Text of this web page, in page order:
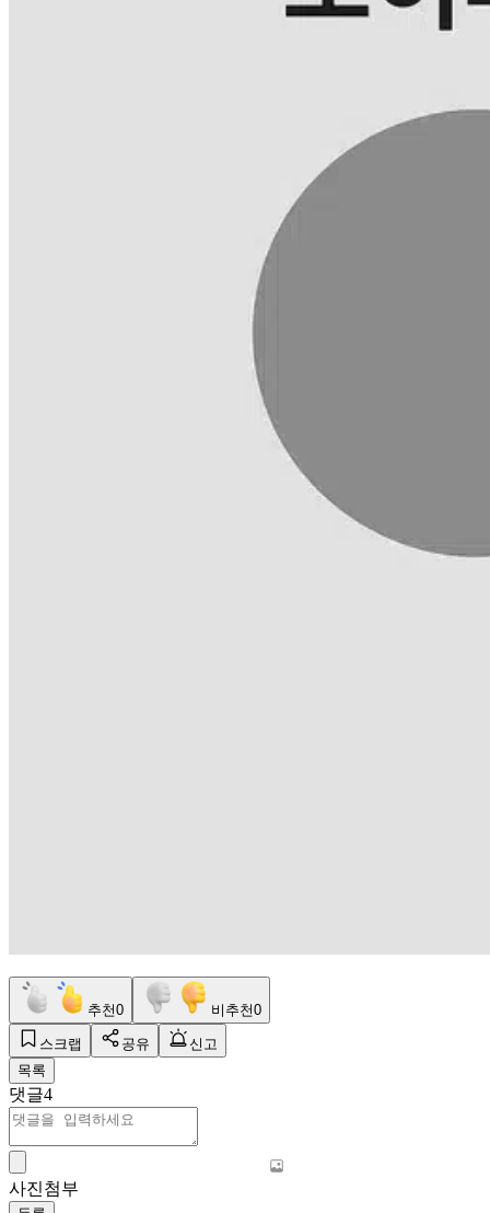
추천0 비추천0
스크랩 공유
신고
목록
댓글4
사진첨부